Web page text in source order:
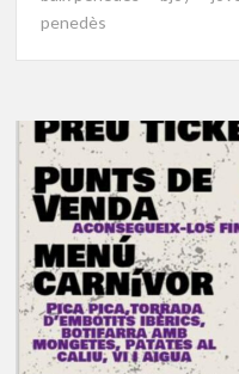
penedès